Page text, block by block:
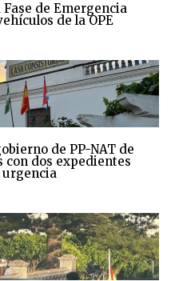
de Emergencia
de la OPE
de PP-NAT de
dos expedientes
urgencia